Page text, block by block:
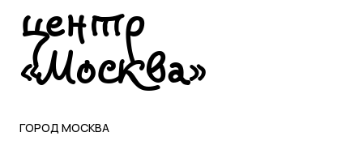
центр
«Москва»
ГОРОД МОСКВА